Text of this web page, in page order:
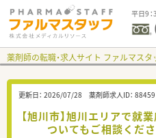
平日9
薬剤師の転職・求人サイト ファルマスタ
更新日： 2026/07/28 薬剤師求人ID： 88459
【旭川市】旭川エリアで就
ついてもご相談くだ